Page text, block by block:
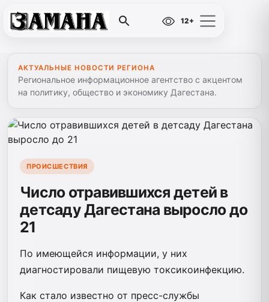
12+
АКТУАЛЬНЫЕ НОВОСТИ РЕГИОНА
Региональное информационное агентство с акцентом
на политику, общество и экономику Дагестана.
ПРОИСШЕСТВИЯ
Число отравившихся детей в
детсаду Дагестана выросло до
21
По имеющейся информации, у них
диагностировали пищевую токсикоинфекцию.
Как стало известно от пресс-службы